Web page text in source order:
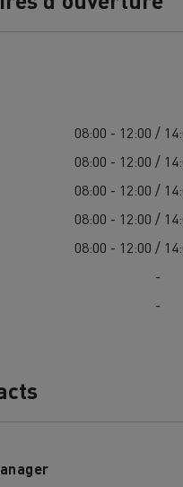
08:00 - 12:00 /
08:00 - 12:00 /
08:00 - 12:00 /
08:00 - 12:00 /
08:00 - 12:00 /
-
-